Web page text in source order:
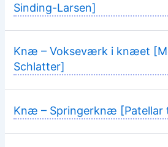
Sinding-Larsen]
Knæ – Vokseværk i knæet
Schlatter]
Knæ – Springerknæ [Patellar